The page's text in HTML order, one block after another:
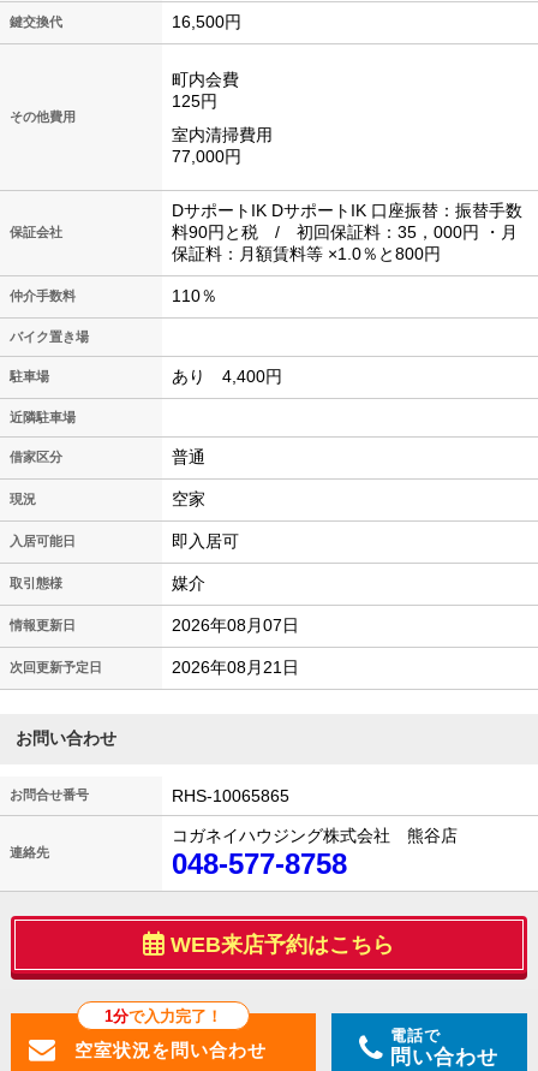
鍵交換代 16,500円
その他費用
町内会費
125円
室内清掃費用
77,000円
保証会社
DサポートIK DサポートIK 口座振替：振替手数
料90円と税 / 初回保証料：35，000円 ・月
保証料：月額賃料等 ×1.0％と800円
仲介手数料 110％
バイク置き場
駐車場 あり 4,400円
近隣駐車場
借家区分 普通
現況 空家
入居可能日 即入居可
取引態様 媒介
情報更新日 2026年08月07日
次回更新予定日 2026年08月21日
お問い合わせ
お問合せ番号 RHS-10065865
連絡先
コガネイハウジング株式会社 熊谷店
048-577-8758
WEB来店予約はこちら
1分で入力完了！
電話で
問い合わせ